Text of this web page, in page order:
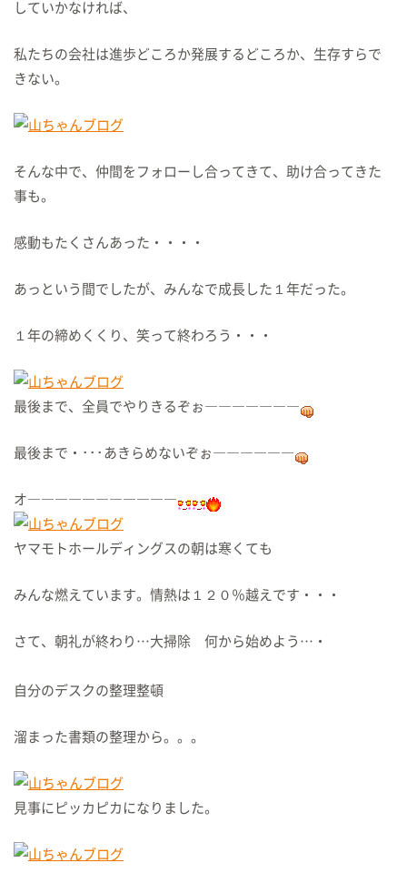
していかなければ、
私たちの会社は進歩どころか発展するどころか、生存すらで
きない。
そんな中で、仲間をフォローし合ってきて、助け合ってきた
事も。
感動もたくさんあった・・・・
あっという間でしたが、みんなで成長した１年だった。
１年の締めくくり、笑って終わろう・・・
最後まで、全員でやりきるぞぉ―――――――
最後まで・･･･あきらめないぞぉ――――――
オ―――――――――――
ヤマモトホールディングスの朝は寒くても
みんな燃えています。情熱は１２０％越えです・・・
さて、朝礼が終わり…大掃除 何から始めよう…・
自分のデスクの整理整頓
溜まった書類の整理から。。。
見事にピッカピカになりました。